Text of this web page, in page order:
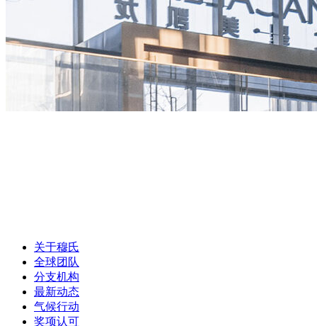
关于穆氏
全球团队
分支机构
最新动态
气候行动
奖项认可